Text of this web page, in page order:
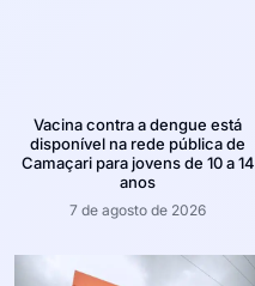
Vacina contra a dengue está
disponível na rede pública de
Camaçari para jovens de 10 a 14
anos
7 de agosto de 2026